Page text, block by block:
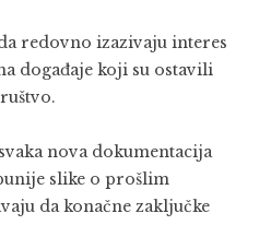
redovno izazivaju interes
događaje koji su ostavili
nova dokumentacija
slike o prošlim
da konačne zaključke